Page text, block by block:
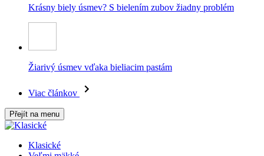
Krásny biely úsmev? S bielením zubov žiadny problém
Žiarivý úsmev vďaka bieliacim pastám
Viac článkov
Přejít na menu
Klasické